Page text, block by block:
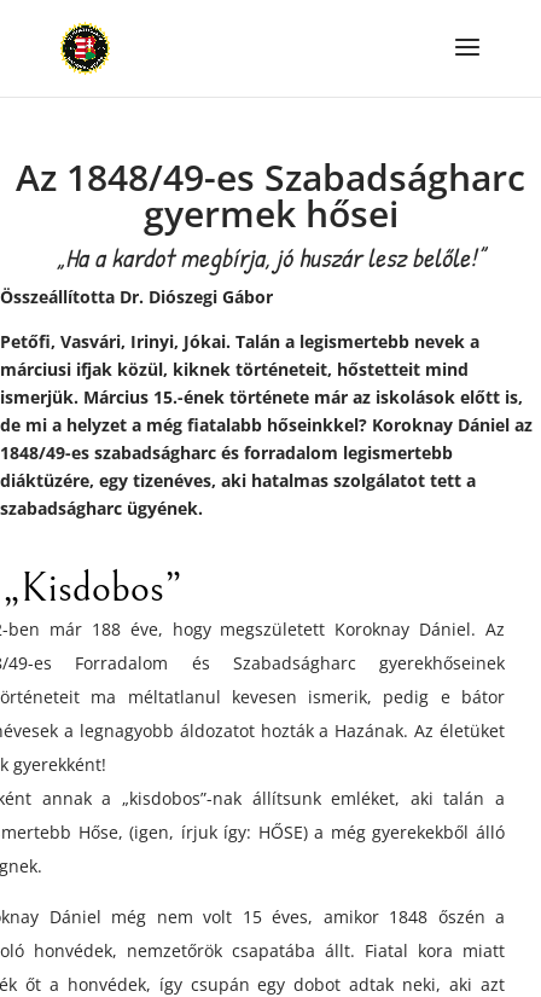
Az 1848/49-es Szabadságharc
gyermek hősei
„Ha a kardot megbírja, jó huszár lesz belőle!”
Összeállította Dr. Diószegi Gábor
Petőfi, Vasvári, Irinyi, Jókai. Talán a legismertebb nevek a
márciusi ifjak közül, kiknek történeteit, hőstetteit mind
ismerjük. Március 15.-ének története már az iskolások előtt is,
de mi a helyzet a még fiatalabb hőseinkkel? Koroknay Dániel az
1848/49-es szabadságharc és forradalom legismertebb
diáktüzére, egy tizenéves, aki hatalmas szolgálatot tett a
szabadságharc ügyének.
ben már 188 éve, hogy megszületett Koroknay Dániel. Az
49-es Forradalom és Szabadságharc gyerekhőseinek
ma méltatlanul kevesen ismerik, pedig e bátor
a legnagyobb áldozatot hozták a Hazának. Az életüket
gyerekként!
annak a „kisdobos”-nak állítsunk emléket, aki talán a
Hőse, (igen, írjuk így: HŐSE) a még gyerekekből álló
Dániel még nem volt 15 éves, amikor 1848 őszén a
honvédek, nemzetőrök csapatába állt. Fiatal kora miatt
őt a honvédek, így csupán egy dobot adtak neki, aki azt